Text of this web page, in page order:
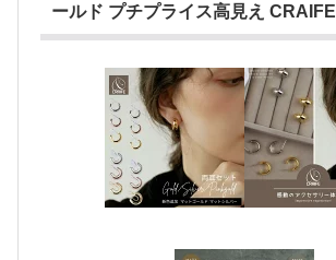
ールド プチプライス高見え CRAIFE